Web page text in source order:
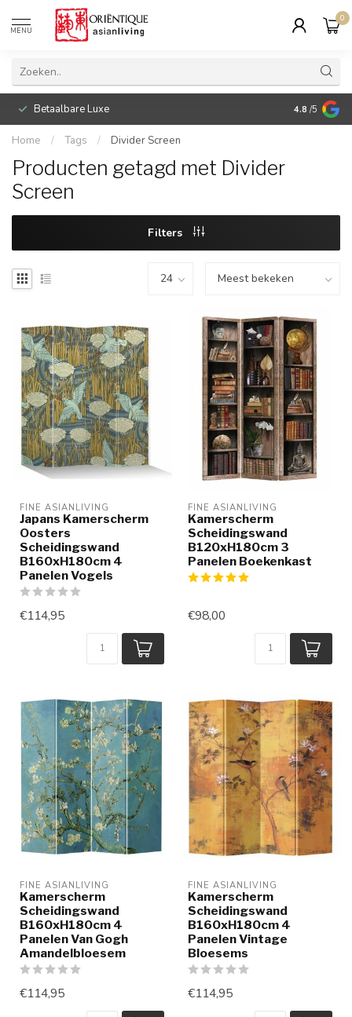
MENU
0
Betaalbare Luxe 4.8 /5
Home / Tags / Divider Screen
Producten getagd met Divider
Screen
Filters
FINE ASIANLIVING
Japans Kamerscherm
Oosters
Scheidingswand
B160xH180cm 4
Panelen Vogels
€114,95
FINE ASIANLIVING
Kamerscherm
Scheidingswand
B120xH180cm 3
Panelen Boekenkast
€98,00
FINE ASIANLIVING
Kamerscherm
Scheidingswand
B160xH180cm 4
Panelen Van Gogh
Amandelbloesem
€114,95
FINE ASIANLIVING
Kamerscherm
Scheidingswand
B160xH180cm 4
Panelen Vintage
Bloesems
€114,95